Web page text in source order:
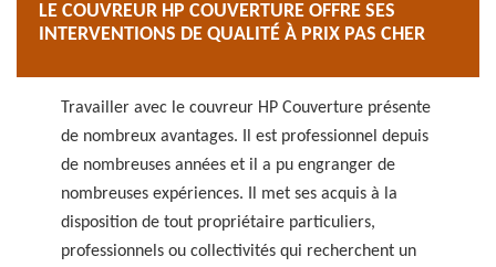
LE COUVREUR HP COUVERTURE OFFRE SES
INTERVENTIONS DE QUALITÉ À PRIX PAS CHER
Travailler avec le couvreur HP Couverture présente
de nombreux avantages. Il est professionnel depuis
de nombreuses années et il a pu engranger de
nombreuses expériences. Il met ses acquis à la
disposition de tout propriétaire particuliers,
professionnels ou collectivités qui recherchent un